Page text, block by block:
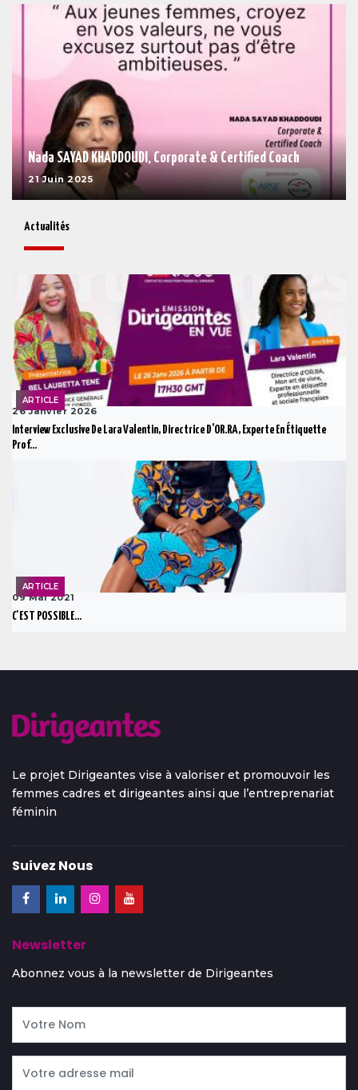
Nada SAYAD KHADDOUDI, Corporate & Certified Coach
21 Juin 2025
Actualités
ARTICLE
26 Janvier 2026
Interview Exclusive De Lara Valentin, Directrice D’OR.RA, Experte En Étiquette
Prof...
ARTICLE
09 Mai 2021
C'EST POSSIBLE...
Le projet Dirigeantes vise à valoriser et promouvoir les
femmes cadres et dirigeantes ainsi que l’entreprenariat
féminin
Suivez Nous
Newsletter
Abonnez vous à la newsletter de Dirigeantes